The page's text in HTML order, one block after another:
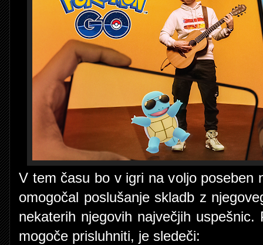
V tem času bo v igri na voljo poseben
omogočal poslušanje skladb z
nekaterih njegovih največjih
mogoče prisluhniti, je sledeči: